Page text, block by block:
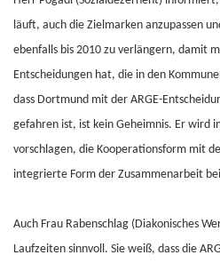
läuft, auch die Zielmarken anzupassen
ebenfalls bis 2010 zu verlängern, damit
Entscheidungen hat, die in den
dass Dortmund mit der ARGE-
gefahren ist, ist kein Geheimnis. Er wird
vorschlagen, die Kooperationsform mit
integrierte Form der Zusammenarbeit
Auch Frau Rabenschlag (Diakonisches
Laufzeiten sinnvoll. Sie weiß, dass die